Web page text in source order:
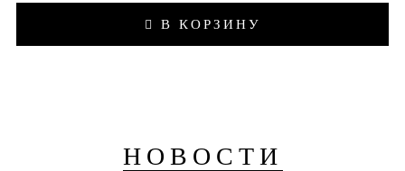
В КОРЗИНУ
НОВОСТИ